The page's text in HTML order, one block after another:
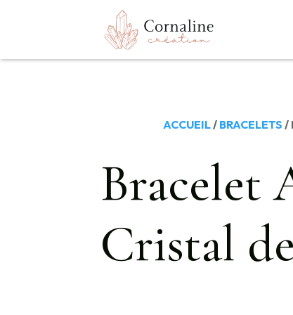
ACCUEIL/ BRACELETS /
Bracelet
Cristal